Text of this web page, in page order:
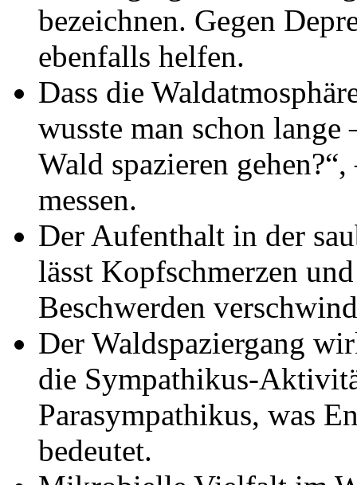
bezeichnen. Gegen
ebenfalls helfen.
Dass die
wusste man schon
Wald spazieren
messen.
Der Aufenthalt in der
lässt Kopfschmerzen
Beschwerden
Der Waldspaziergang
die Sympathikus-
Parasympathikus, was
bedeutet.